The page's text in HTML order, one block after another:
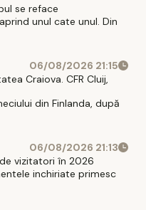
se reface
unul cate unul. Din
06/08/2026 21:15
Craiova. CFR Cluij,
din Finlanda, după
06/08/2026 21:13
vizitatori în 2026
inchiriate primesc